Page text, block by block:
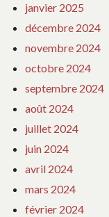
janvier 2025
décembre 2024
novembre 2024
octobre 2024
septembre 2024
août 2024
juillet 2024
juin 2024
avril 2024
mars 2024
février 2024